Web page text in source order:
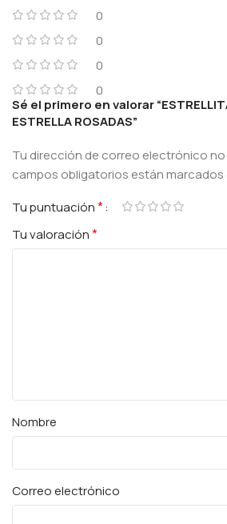
0
0
0
0
Sé el primero en valorar
ESTRELLA ROSADAS”
Tu dirección de correo electrónico no
campos obligatorios están marcados
Tu puntuación*
Tu valoración*
Nombre
Correo electrónico